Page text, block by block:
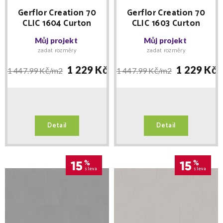
Gerflor Creation 70
CLIC 1604 Curton
Stone Taupe 389 x
729 MNOŽSTEVNÍ
SLEVY
Můj projekt
zadat rozměry
1 447.99 Kč/m2 1 229 Kč/ m2
Detail
Gerflor Creation 70
CLIC 1603 Curton
Stone Clear 389 x 729
MNOŽSTEVNÍ SLEVY
Můj projekt
zadat rozměry
1 447.99 Kč/m2 1 229 Kč/
Detail
15 %
sleva 15 %
sleva